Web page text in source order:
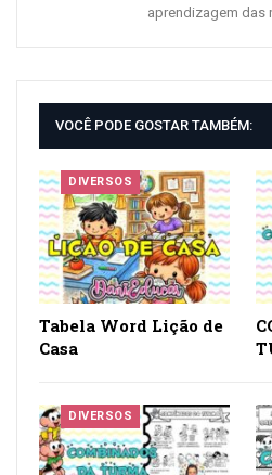
aprendizagem das
VOCÊ PODE GOSTAR TAMBÉM:
DIVERSOS
Tabela Word Lição de
Casa
DIVERSOS